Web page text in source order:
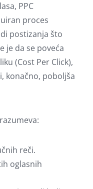
PPC
proces
postizanja što
je da se poveća
(Cost Per Click),
konačno, poboljša
reči.
oglasnih